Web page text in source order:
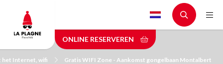
main
content
ONLINE RESERVEREN
het Internet, wifi Gratis WIFI Zone - Aankomst gongelbaan Montalbert